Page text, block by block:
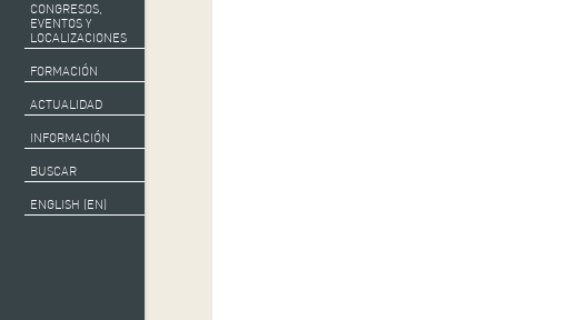
CONGRESOS,
EVENTOS Y
LOCALIZACIONES
FORMACIÓN
ACTUALIDAD
INFORMACIÓN
BUSCAR
ENGLISH (EN)